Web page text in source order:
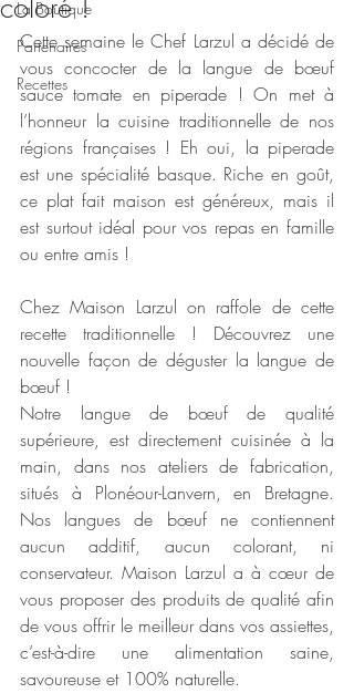
La Boutique
Partenaires
Recettes
coloré !
Cette semaine le Chef Larzul a décidé de
vous concocter de la langue de bœuf
sauce tomate en piperade ! On met à
l’honneur la cuisine traditionnelle de nos
régions françaises ! Eh oui, la piperade
est une spécialité basque. Riche en goût,
ce plat fait maison est généreux, mais il
est surtout idéal pour vos repas en famille
ou entre amis !
Chez Maison Larzul on raffole de cette
recette traditionnelle ! Découvrez une
nouvelle façon de déguster la langue de
bœuf !
Notre langue de bœuf de qualité
supérieure, est directement cuisinée à la
main, dans nos ateliers de fabrication,
situés à Plonéour-Lanvern, en Bretagne.
Nos langues de bœuf ne contiennent
aucun additif, aucun colorant, ni
conservateur. Maison Larzul a à cœur de
vous proposer des produits de qualité afin
de vous offrir le meilleur dans vos assiettes,
c’est-à-dire une alimentation saine,
savoureuse et 100% naturelle.